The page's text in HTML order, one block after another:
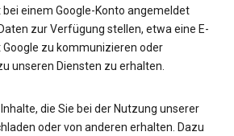
einem Google-Konto angemeldet
zur Verfügung stellen, etwa eine E-
zu kommunizieren oder
unseren Diensten zu erhalten.
die Sie bei der Nutzung unserer
oder von anderen erhalten. Dazu